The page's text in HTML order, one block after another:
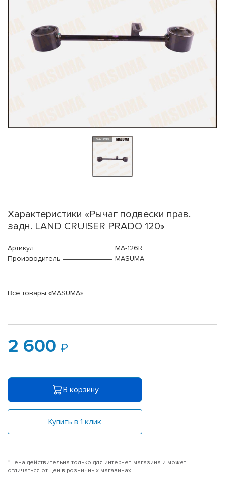
Характеристики «Рычаг подвески прав.
задн. LAND CRUISER PRADO 120»
Артикул
MA-126R
Производитель
MASUMA
Все товары «MASUMA»
2 600
В корзину
Купить в 1 клик
*Цена действительна только для интернет-магазина и может
отличаться от цен в розничных магазинах